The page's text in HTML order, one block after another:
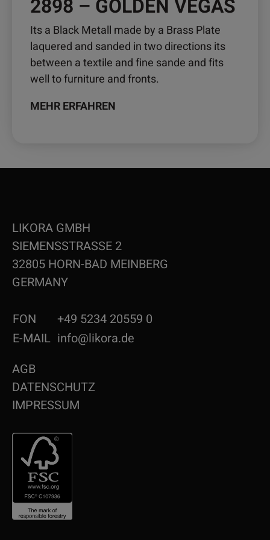
2898 – GOLDEN VEGAS
Its a Black Metall made by a Brass Plate
laquered and sanded in two directions its
between a textile and fine sande and fits
well to furniture and fronts.
MEHR ERFAHREN
LIKORA GMBH
SIEMENSSTRASSE 2
32805 HORN-BAD MEINBERG
GERMANY
FON
+49 5234 20559 0
E-MAIL info@likora.de
AGB
DATENSCHUTZ
IMPRESSUM